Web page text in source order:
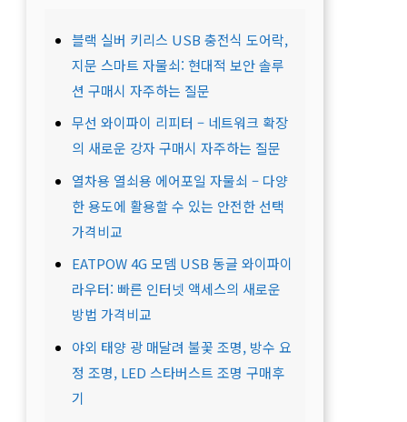
블랙 실버 키리스 USB 충전식 도어락,
지문 스마트 자물쇠: 현대적 보안 솔루
션 구매시 자주하는 질문
무선 와이파이 리피터 – 네트워크 확장
의 새로운 강자 구매시 자주하는 질문
열차용 열쇠용 에어포일 자물쇠 – 다양
한 용도에 활용할 수 있는 안전한 선택
가격비교
EATPOW 4G 모뎀 USB 동글 와이파이
라우터: 빠른 인터넷 액세스의 새로운
방법 가격비교
야외 태양 광 매달려 불꽃 조명, 방수 요
정 조명, LED 스타버스트 조명 구매후
기